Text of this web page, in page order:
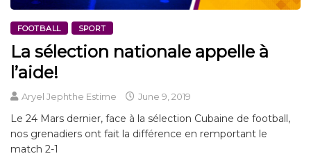
FOOTBALL SPORT
La sélection nationale appelle à
l’aide!
Aryel Jephthe Estime June 9, 2019
Le 24 Mars dernier, face à la sélection Cubaine de football,
nos grenadiers ont fait la différence en remportant le
match 2-1